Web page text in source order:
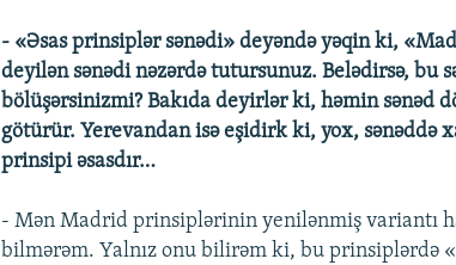
- «Əsas prinsiplər sənədi» deyəndə yəqin ki,
deyilən sənədi nəzərdə tutursunuz. Belədirsə, bu
bölüşərsinizmi? Bakıda deyirlər ki, həmin sənəd
götürür. Yerevandan isə eşidirk ki, yox, sənəddə
prinsipi əsasdır…
- Mən Madrid prinsiplərinin yenilənmiş variantı
bilmərəm. Yalnız onu bilirəm ki, bu prinsiplərdə